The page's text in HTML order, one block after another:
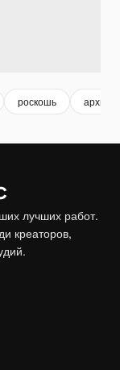
роскошь
лучших работ.
креаторов,